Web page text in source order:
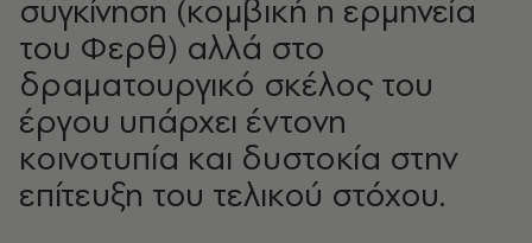
συγκίνηση (κομβική η ερμηνεία
του Φερθ) αλλά στο
δραματουργικό σκέλος του
έργου υπάρχει έντονη
κοινοτυπία και δυστοκία στην
επίτευξη του τελικού στόχου.